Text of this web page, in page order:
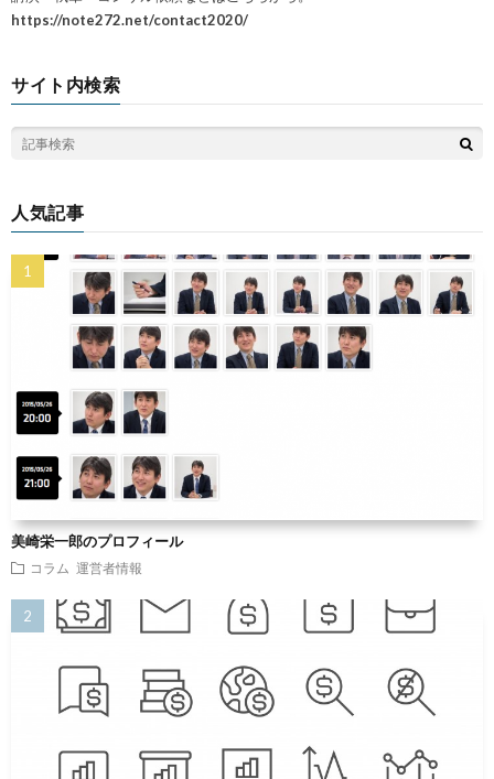
https://note272.net/contact2020/
サイト内検索
人気記事
美崎栄一郎のプロフィール
コラム 運営者情報